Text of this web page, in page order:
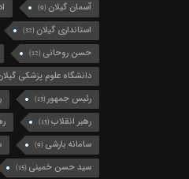
آسمان گیلان (9)
استانداری گیلان (32)
حسن روحانی (12)
دانشگاه علوم پزشکی
رئیس جمهور(13)
رهبر انقلاب(15)
سامانه بارشی (9)
سید حسن خمینی (15)